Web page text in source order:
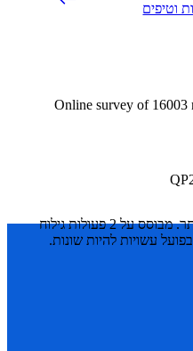
Online survey of
לחוויית הגילוח הטובה ביותר. מבוסס על 2 פעולות גילוח
להיות שונות.